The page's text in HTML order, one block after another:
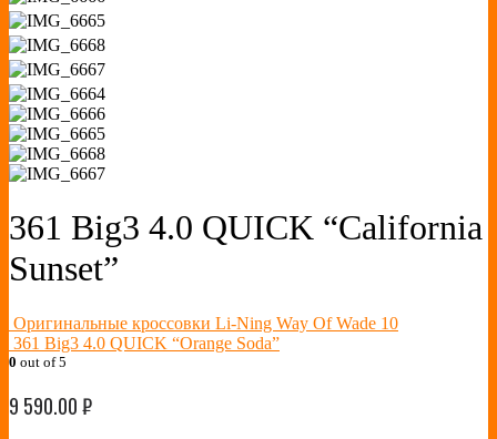
361 Big3 4.0 QUICK “California
Sunset”
Оригинальные кроссовки Li-Ning Way Of Wade 10
361 Big3 4.0 QUICK “Orange Soda”
0 out of 5
9 590.00₽